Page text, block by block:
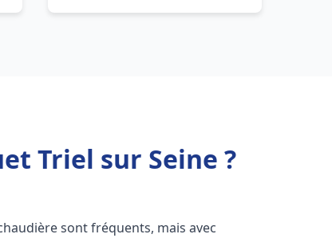
Triel sur Seine ?
sont fréquents, mais avec